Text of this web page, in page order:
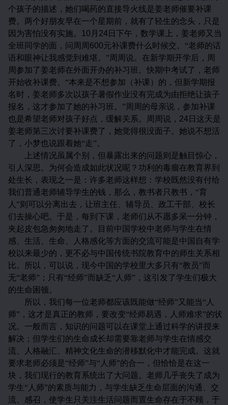
个孩子的描述，她们喝药的直接导火线是姜老师催要补课
费。两个好朋友早在一个星期前，就有了轻生的念头，只是
因为害怕没有实施。
10 月 24 日下午，数学课上，姜老师又当
全班同学的面，问周周 600元补课费什么时候交。“老师的话
语和眼神让我感觉到难堪。”周周说。在新学期开学后，周
周参加了姜老师在外面开办的补习班。快期中考试了，老师
开始收补课费。“本来是不想参加（补课）的，但新学期报
名时，姜老师多次以孩子暑假作业没有完成为由拒绝让孩子
报名，这才参加了她的补习班。”周周的母亲说，参加补课
也是希望老师对孩子好点，缓解关系。周周说， 24 日这天是
姜老师第三次讨要补课费了，她觉得很没面子。她说不想活
了，小梦也说跟着她“走”。
上述情况虽属个别，但暴露出来的问题则是触目惊心，
引人深思。为何会造成如此状况呢？功利的毒瘤在教育界到
处生长，表现之一是：许多老师这样想：学校既然没有付给
我们普通老师辅导学生的钱，那么，教书者只教书，“育
人”则可以分离出去，让班主任、辅导员、政工干部、校长
们去操心吧。于是，每到下课，老师们从不愿多呆一分钟，
夹起皮包急匆匆地走了。目前中国学校中老师与学生在情
感、生活、生命、人格感化等方面的交流可能是中国自有学
校以来最少的，更不必与中国传统书院教育中的师生关系相
比。所以，可以说，现今中国的学校里大多只有“教员”而
无“老师”；只有“经师”而缺乏“人师”，这引发了学生们极大
的生命困顿。
所以，我们每一位老师都应该既能做“经师”又能当“人
师”，这才是真正的教师，要改变“经师易遇，人师难求”的状
况。一般而言，知识的问题可以在课堂上通过科学的讲授来
解决；但学生们的生命成长却需要靠老师与学生在情感交
流、人格融汇、精神文化生命的潜移默化中才能完成。这就
要求老师必须是“经师”与“人师”的合一，但恰恰是在这一
块，我们现行的教育系统出了大问题。老师几乎丧失了成为
学生“人师”的素质与能力，与学生缺乏生命层面的沟通、交
流、感召，使学生只关注生活问题而置生命存在于不顾，于